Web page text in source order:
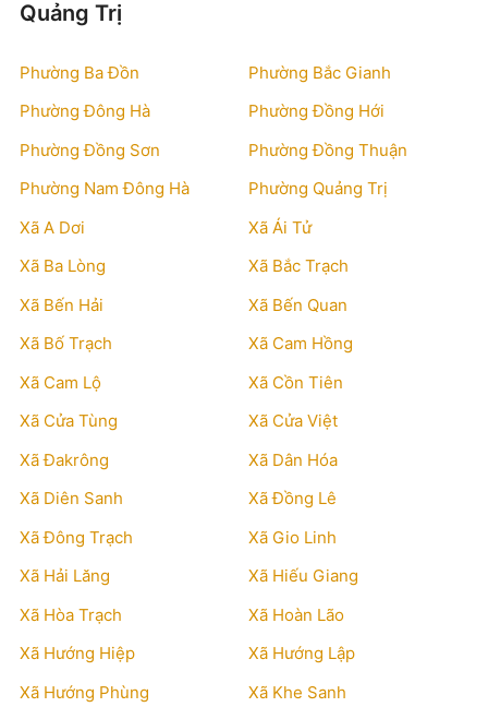
Quảng Trị
Phường Ba Đồn
Phường Bắc Gianh
Phường Đông Hà
Phường Đồng Hới
Phường Đồng Sơn
Phường Đồng Thuận
Phường Nam Đông Hà
Phường Quảng Trị
Xã A Dơi
Xã Ái Tử
Xã Ba Lòng
Xã Bắc Trạch
Xã Bến Hải
Xã Bến Quan
Xã Bố Trạch
Xã Cam Hồng
Xã Cam Lộ
Xã Cồn Tiên
Xã Cửa Tùng
Xã Cửa Việt
Xã Đakrông
Xã Dân Hóa
Xã Diên Sanh
Xã Đồng Lê
Xã Đông Trạch
Xã Gio Linh
Xã Hải Lăng
Xã Hiếu Giang
Xã Hòa Trạch
Xã Hoàn Lão
Xã Hướng Hiệp
Xã Hướng Lập
Xã Hướng Phùng
Xã Khe Sanh